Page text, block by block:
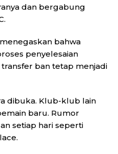
dan bergabung
bahwa
penyelesaian
ban tetap menjadi
dibuka. Klub-klub lain
baru. Rumor
setiap hari seperti